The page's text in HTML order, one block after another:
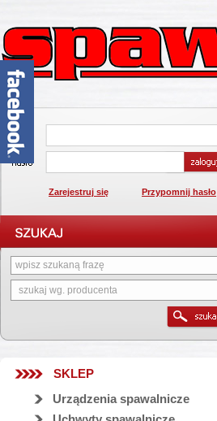
Zarejestruj się Przypomnij hasło
SKLEP
Urządzenia spawalnicze